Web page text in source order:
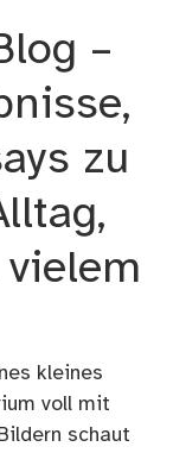
–
zu
kleines
voll mit
schaut